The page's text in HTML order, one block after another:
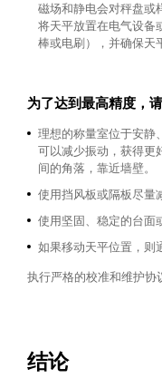
磁场和静电会对秤盘或
将天平放置在电气设备
棒或电刷），并确保天
为了达到最高精度，
理想的称量室位于安静
可以减少振动，获得更
间的角落，靠近墙壁。
使用挡风板或隔板尽量
使用坚固、稳定的台面
如果移动天平位置，则
执行严格的校准和维护协
结论